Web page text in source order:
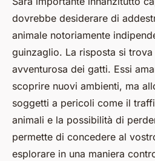
dovrebbe desiderare di
animale notoriamente
guinzaglio. La risposta si
avventurosa dei gatti. Essi
scoprire nuovi ambienti, ma
soggetti a pericoli come il
animali e la possibilità di
permette di concedere al
esplorare in una maniera